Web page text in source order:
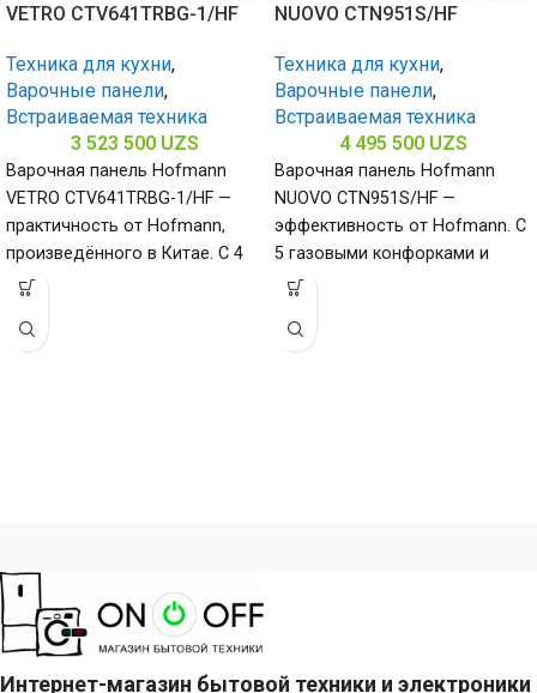
VETRO CTV641TRBG-1/HF
Техника для кухни,
Варочные панели,
Встраиваемая техника
3 523 500 UZS
Варочная панель Hofmann
VETRO CTV641TRBG-1/HF —
практичность от Hofmann,
произведённого в Китае. С 4
конфорками и поверхностью
NUOVO CTN951S/HF
Техника для кухни,
Варочные панели,
Встраиваемая техника
4 495 500 UZS
Варочная панель Hofmann
NUOVO CTN951S/HF —
эффективность от Hofmann. С
5 газовыми конфорками и
поверхностью из закалённого
Интернет-магазин бытовой техники и электроники